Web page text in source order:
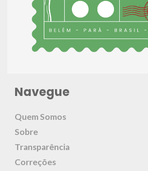
Navegue
Quem Somos
Sobre
Transparência
Correções